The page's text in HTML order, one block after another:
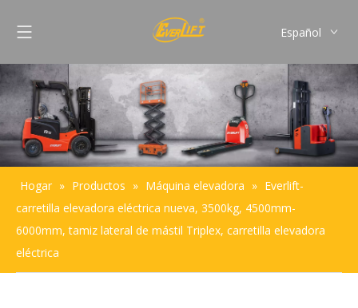
Español
Français
Pусский
Português
Hogar » Productos » Máquina elevadora » Everlift-
carretilla elevadora eléctrica nueva, 3500kg, 4500mm-
6000mm, tamiz lateral de mástil Triplex, carretilla elevadora
eléctrica